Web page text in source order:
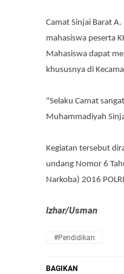
Camat Sinjai Barat
mahasiswa peserta
Mahasiswa dapat
khususnya di
"Selaku Camat
Muhammadiyah
Kegiatan tersebut
undang Nomor 6
Narkoba) 2016
Izhar/Usman
#Pendidikan
BAGIKAN